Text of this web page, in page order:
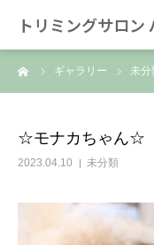
トリミングサロン
ギャラリー 未分
☆モナカちゃん☆
2023.04.10 未分類
HOME
スタッフ